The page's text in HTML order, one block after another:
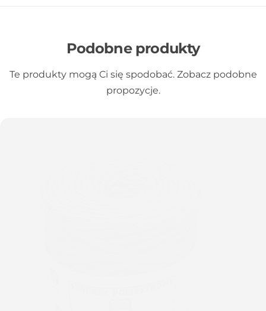
Podobne produkty
Te produkty mogą Ci się spodobać. Zobacz podobne
propozycje.